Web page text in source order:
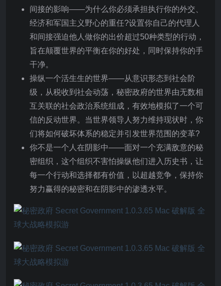
间接的影响——为什么你必须承担执行你的外交、
经济和军国主义野心的重任?设置你自己的代理人
和间接强迫他人做你的出价超过50种类型的行动，
旨在颠覆世界的平衡在你的好处，同时保持你的手
干净。
操纵一个活生生的世界——从意识形态到社会阶
级，从税收到社会动荡，秘密政府的世界由无数相
互关联的社会政治系统组成，有效地模拟了一个可
信的反动世界。当世界领导人努力维持现状时，你
们将如何破坏体系的稳定并引发世界范围的变革?
你不是一个人在阴影中——面对一个充满敌意的秘
密组织，这个组织不害怕操纵他们进入历史书，让
每一个行动和选择都有价值，以超越竞争，保持你
努力赢得的秘密和在阴影中的渗透水平。